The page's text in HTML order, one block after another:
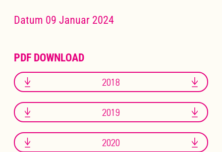
Datum 09 Januar 2024
PDF DOWNLOAD
2018
2019
2020